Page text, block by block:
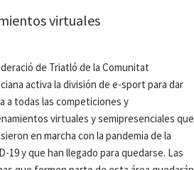
virtuales
de Triatló de la Comunitat
activa la división de e-sport para dar
a todas las competiciones y
virtuales y semipresenciales que
en marcha con la pandemia de la
19 y que han llegado para quedarse. Las